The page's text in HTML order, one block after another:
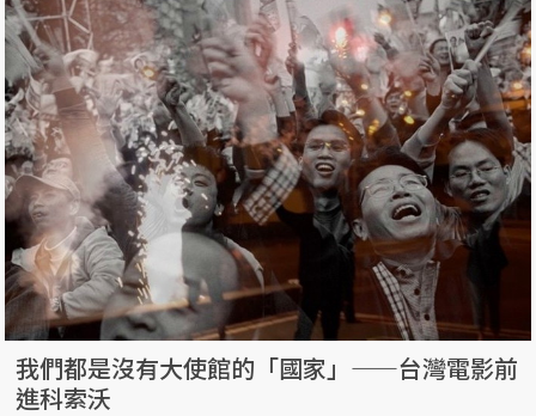
我們都是沒有大使館的「國家」——台灣電影前
進科索沃